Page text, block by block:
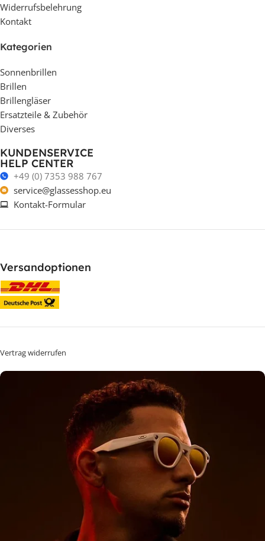
Widerrufsbelehrung
Kontakt
Kategorien
Sonnenbrillen
Brillen
Brillengläser
Ersatzteile & Zubehör
Diverses
KUNDENSERVICE
HELP CENTER
+49 (0) 7353 988 767
service@glassesshop.eu
Kontakt-Formular
Versandoptionen
Vertrag widerrufen